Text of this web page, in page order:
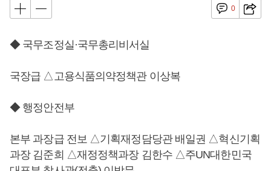
0
◆ 국무조정실·국무총리비서실
국장급 △고용식품의약정책관 이상복
◆ 행정안전부
본부 과장급 전보 △기획재정담당관 배일권 △혁신기획
과장 김준희 △재정정책과장 김한수 △주UN대한민국